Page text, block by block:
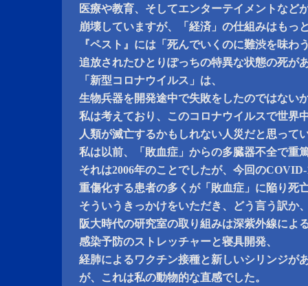
医療や教育、そしてエンターテイメントなど
崩壊していますが、「経済」の仕組みはもっ
『ペスト』には「死んでいくのに難渋を味わ
追放されたひとりぽっちの特異な状態の死が
「新型コロナウイルス」は、
生物兵器を開発途中で失敗をしたのではない
私は考えており、このコロナウイルスで世界
人類が滅亡するかもしれない人災だと思って
私は以前、「敗血症」からの多臓器不全で重
それは2006年のことでしたが、今回の
重傷化する患者の多くが「敗血症」に陥り死
そういうきっかけをいただき、どう言う訳か
阪大時代の研究室の取り組みは深紫外線によ
感染予防のストレッチャーと寝具開発、
経肺によるワクチン接種と新しいシリンジが
が、これは私の動物的な直感でした。